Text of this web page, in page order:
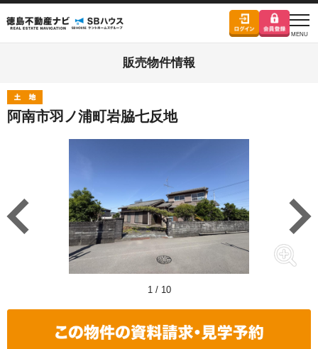
販売物件情報
阿南市羽ノ浦町岩脇七反地
1/ 10